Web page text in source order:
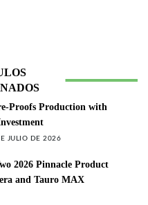
Proofs Production with
JULIO DE 2026
2026 Pinnacle Product
and Tauro MAX